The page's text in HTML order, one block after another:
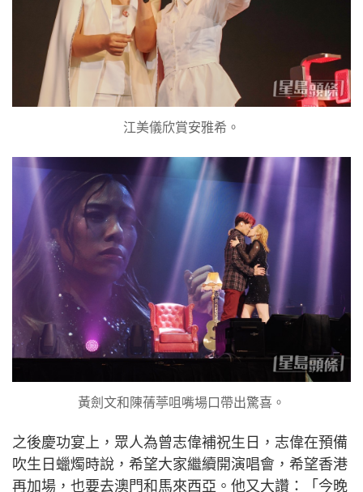
江美儀欣賞安雅希。
黃劍文和陳蒨葶咀嘴場口帶出驚喜。
之後慶功宴上，眾人為曾志偉補祝生日，志偉在預備
吹生日蠟燭時說，希望大家繼續開演唱會，希望香港
再加場，也要去澳門和馬來西亞。他又大讚：「今晚